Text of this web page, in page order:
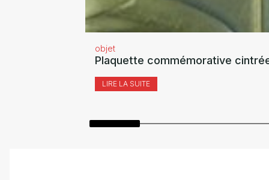
objet
Plaquette commémorative
LIRE LA SUITE